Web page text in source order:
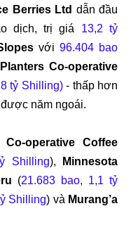
Berries Ltd dẫnđầu
dịch, trị giá 13,2 tỷ
với 96.404 bao
Co-operative
tỷ Shilling)- thấp hơn
được năm ngoái.
Co-operative Coffee
Shilling),
Minnesota
(21.683 bao, 1,1 tỷ
Shilling) và Murang’a